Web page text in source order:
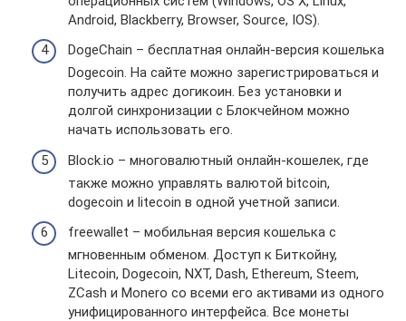
Android, Blackberry, Browser, Source, IOS).
DogeChain – бесплатная онлайн-версия кошелька
Dogecoin. На сайте можно зарегистрироваться и
получить адрес догикоин. Без установки и
долгой синхронизации с Блокчейном можно
начать использовать его.
Block.io – многовалютный онлайн-кошелек, где
также можно управлять валютой bitcoin,
dogecoin и litecoin в одной учетной записи.
freewallet – мобильная версия кошелька с
мгновенным обменом. Доступ к Биткойну,
Litecoin, Dogecoin, NXT, Dash, Ethereum, Steem,
ZCash и Monero со всеми его активами из одного
унифицированного интерфейса. Все монеты